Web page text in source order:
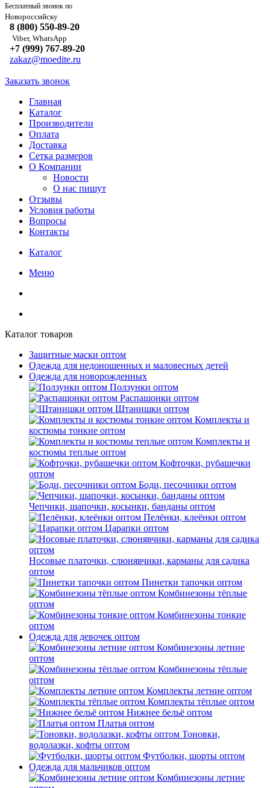
Бесплатный звонок по
Новороссийску
8 (800) 550-89-20
Viber, WhatsApp
+7 (999) 767-89-20
zakaz@moedite.ru
Заказать звонок
Главная
Каталог
Производители
Оплата
Доставка
Сетка размеров
О Компании
Новости
О нас пишут
Отзывы
Условия работы
Вопросы
Контакты
Каталог
Меню
Каталог товаров
Защитные маски оптом
Одежда для недоношенных и маловесных детей
Одежда для новорожденных
Ползунки оптом
Распашонки оптом
Штанишки оптом
Комплекты и
костюмы тонкие оптом
Комплекты и
костюмы теплые оптом
Кофточки, рубашечки
оптом
Боди, песочники оптом
Чепчики, шапочки, косынки, банданы оптом
Пелёнки, клеёнки оптом
Царапки оптом
Носовые платочки, слюнявчики, карманы для садика
оптом
Пинетки тапочки оптом
Комбинезоны тёплые
оптом
Комбинезоны тонкие
оптом
Одежда для девочек оптом
Комбинезоны летние
оптом
Комбинезоны тёплые
оптом
Комплекты летние оптом
Комплекты тёплые оптом
Нижнее бельё оптом
Платья оптом
Тоновки,
водолазки, кофты оптом
Футболки, шорты оптом
Одежда для мальчиков оптом
Комбинезоны летние